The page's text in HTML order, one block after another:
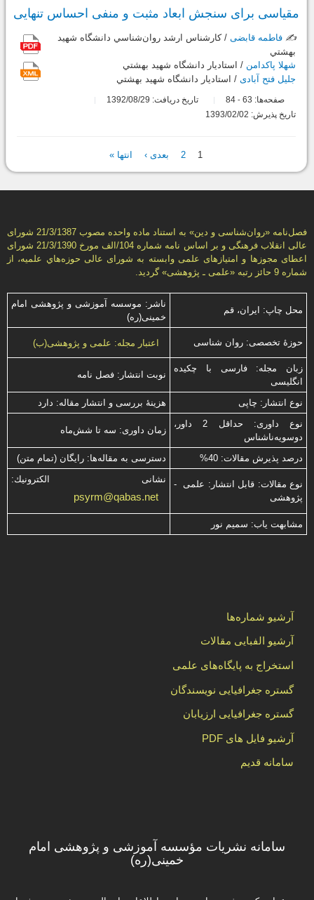
مقیاسی برای سنجش ابعاد مثبت و منفی احساس تنهایی
✍️ فاطمه قابضی / کارشناس ارشد روان‌شناسي دانشگاه شهيد
بهشتي
شهلا پاکدامن / استاديار دانشگاه شهيد بهشتي
جلیل فتح آبادی / استاديار دانشگاه شهيد بهشتي
صفحه‌ها: 63
-
تاریخ دریافت: 1392/08/29
تاریخ پذیرش: 1393/02/02
1
2 بعدی › انتها »
فصل‌نامه «روان‌شناسی و دين» به استناد ماده واحده مصوب 21/3/1387 شورای
عالی انقلاب فرهنگی و بر اساس نامه شماره 104/الف مورخ 21/3/1390 شورای
اعطای مجوزها و امتيازهای علمی وابسته به شورای عالی حوزه‌هاي علميه، از
شماره 9 حائز رتبه «علمی ـ پژوهشی» گرديد.
محل چاپ: ایران، قم
ناشر: موسسه آموزشی و پژوهشی امام
خمینی(ره)
حوزۀ تخصصی: روان شناسی اعتبار مجله: علمی و پژوهشی(ب)
زبان مجله: فارسی با چكیده
انگلیسی
نوبت انتشار: فصل نامه
نوع انتشار: چاپی
هزینۀ بررسی و انتشار مقاله: دارد
نوع داوری: حداقل 2 داور،
دوسویه‌ناشناس
زمان داوری: سه تا شش‌ماه
درصد پذیرش مقالات: 40% دسترسی به مقاله‌ها: رایگان (تمام متن)
نوع مقالات: قابل انتشار: علمی -
پژوهشی
نشانی الكترونیك:
psyrm@qabas.net
مشابهت ياب: سميم نور
آرشیو شماره‌ها
آرشیو الفبایی مقالات
استخراج به پایگاه‌های علمی
گستره جغرافیایی نویسندگان
گستره جغرافیایی ارزیابان
آرشیو فایل های PDF
سامانه قدیم
سامانه نشریات مؤسسه آموزشی و پژوهشی امام
خمینی(ره)